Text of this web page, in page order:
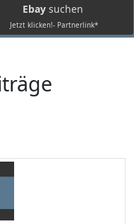
Ebay suchen
Jetzt klicken!- Partnerlink*